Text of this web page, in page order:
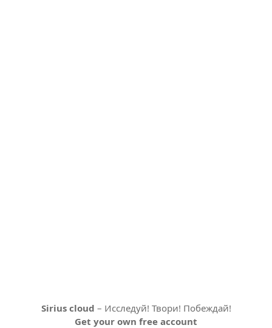
Sirius cloud – Исследуй! Твори! Побеждай!
Get your own free account